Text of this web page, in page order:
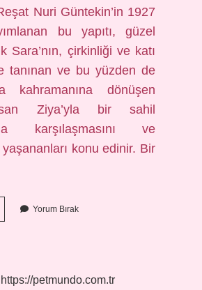
Nuri Güntekin’in 1927
bu yapıtı, güzel
Sara’nın, çirkinliği ve katı
tanınan ve bu yüzden de
kahramanına dönüşen
Ziya’yla bir sahil
karşılaşmasını ve
yaşananları konu edinir. Bir
Yorum Bırak
https://petmundo.com.tr